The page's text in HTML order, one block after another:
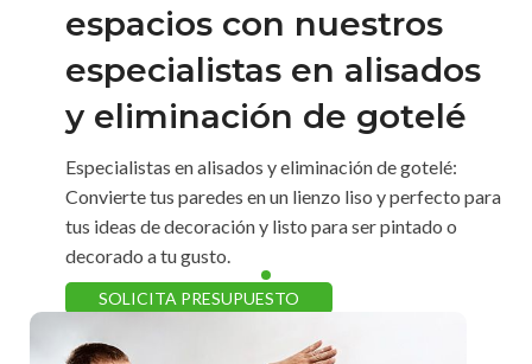
espacios con nuestros
especialistas en alisados
y eliminación de gotelé
Especialistas en alisados y eliminación de gotelé:
Convierte tus paredes en un lienzo liso y perfecto para
tus ideas de decoración y listo para ser pintado o
decorado a tu gusto.
SOLICITA PRESUPUESTO